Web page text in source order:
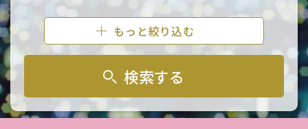
もっと絞り込む
検索する